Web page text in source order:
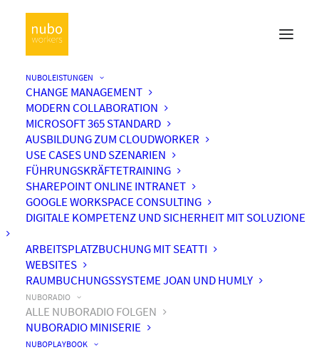
NUBOLEISTUNGEN
CHANGE MANAGEMENT
MODERN COLLABORATION
MICROSOFT 365 STANDARD
AUSBILDUNG ZUM CLOUDWORKER
USE CASES UND SZENARIEN
FÜHRUNGSKRÄFTETRAINING
SHAREPOINT ONLINE INTRANET
GOOGLE WORKSPACE CONSULTING
DIGITALE KOMPETENZ UND SICHERHEIT MIT SOLUZIONE
ARBEITSPLATZBUCHUNG MIT SEATTI
WEBSITES
RAUMBUCHUNGSSYSTEME JOAN UND HUMLY
NUBORADIO
ALLE NUBORADIO FOLGEN
NUBORADIO MINISERIE
NUBOPLAYBOOK